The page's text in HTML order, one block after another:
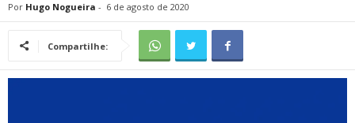
Por Hugo Nogueira - 6 de agosto de 2020
Compartilhe: